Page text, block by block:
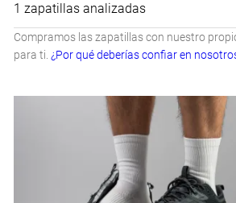
1 zapatillas analizadas
Compramos las zapatillas con nuestro
para ti. ¿Por qué deberías confiar en